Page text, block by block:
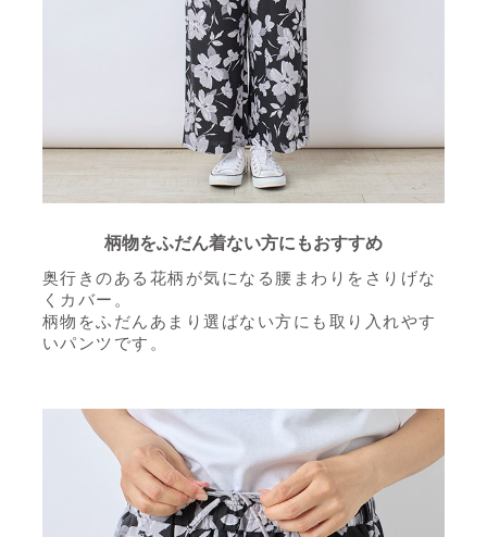
柄物をふだん着ない方にもおすすめ
奥行きのある花柄が気になる腰まわりをさりげな
くカバー。
柄物をふだんあまり選ばない方にも取り入れやす
いパンツです。